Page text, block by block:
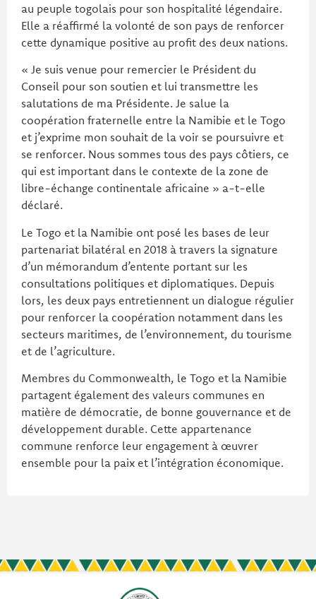
au peuple togolais pour son hospitalité légendaire.
Elle a réaffirmé la volonté de son pays de renforcer
cette dynamique positive au profit des deux nations.
« Je suis venue pour remercier le Président du
Conseil pour son soutien et lui transmettre les
salutations de ma Présidente. Je salue la
coopération fraternelle entre la Namibie et le Togo
et j’exprime mon souhait de la voir se poursuivre et
se renforcer. Nous sommes tous des pays côtiers, ce
qui est important dans le contexte de la zone de
libre-échange continentale africaine » a-t-elle
déclaré.
Le Togo et la Namibie ont posé les bases de leur
partenariat bilatéral en 2018 à travers la signature
d’un mémorandum d’entente portant sur les
consultations politiques et diplomatiques. Depuis
lors, les deux pays entretiennent un dialogue régulier
pour renforcer la coopération notamment dans les
secteurs maritimes, de l’environnement, du tourisme
et de l’agriculture.
Membres du Commonwealth, le Togo et la Namibie
partagent également des valeurs communes en
matière de démocratie, de bonne gouvernance et de
développement durable. Cette appartenance
commune renforce leur engagement à œuvrer
ensemble pour la paix et l’intégration économique.